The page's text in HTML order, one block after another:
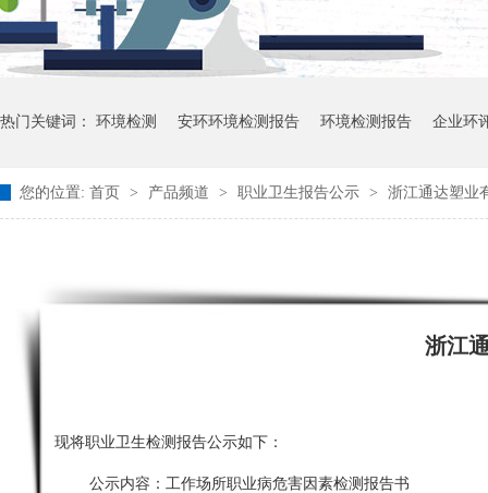
热门关键词： 环境检测 安环环境检测报告 环境检测报告 企业环
您的位置: 首页 > 产品频道 > 职业卫生报告公示 > 浙江通达塑业
浙江
现将职业卫生检测报告公示如下：
公示内容： 工作场所职业病危害因素检测报告书